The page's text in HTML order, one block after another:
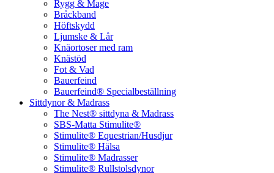
Rygg & Mage
Bråckband
Höftskydd
Ljumske & Lår
Knäortoser med ram
Knästöd
Fot & Vad
Bauerfeind
Bauerfeind® Specialbeställning
Sittdynor & Madrass
The Nest® sittdyna & Madrass
SBS-Matta Stimulite®
Stimulite® Equestrian/Husdjur
Stimulite® Hälsa
Stimulite® Madrasser
Stimulite® Rullstolsdynor